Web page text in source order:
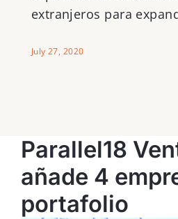
extranjeros para
July 27, 2020
Parallel18
añade 4
portafolio